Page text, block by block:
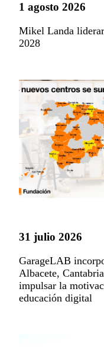
1 agosto 2026
Mikel Landa
2028
31 julio 2026
GarageLAB
Albacete,
impulsar la
educación digital